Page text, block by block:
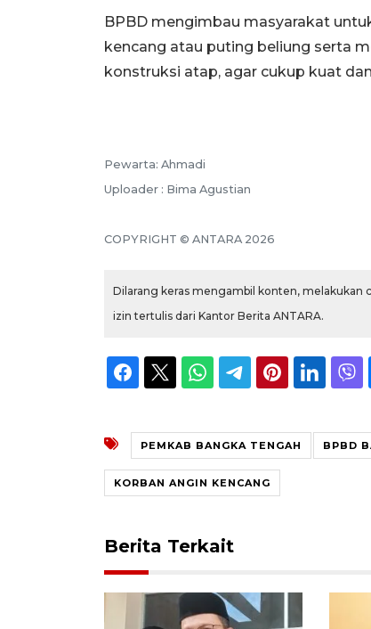
BPBD mengimbau masyarakat
kencang atau puting beliung serta
konstruksi atap, agar cukup kuat
Pewarta: Ahmadi
Uploader : Bima Agustian
COPYRIGHT © ANTARA 2026
Dilarang keras mengambil konten, melakukan
izin tertulis dari Kantor Berita ANTARA.
PEMKAB BANGKA TENGAH BPBD
KORBAN ANGIN KENCANG
Berita Terkait